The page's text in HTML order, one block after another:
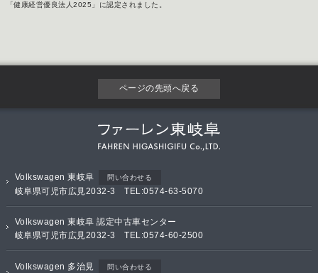
「健康経営優良法人2025」に認定されました。
ページの先頭へ戻る
Volkswagen 東岐阜 問い合わせる
岐阜県可児市広見2032-3 TEL:0574-63-5070
Volkswagen 東岐阜 認定中古車センター
岐阜県可児市広見2032-3 TEL:0574-60-2500
Volkswagen 多治見 問い合わせる